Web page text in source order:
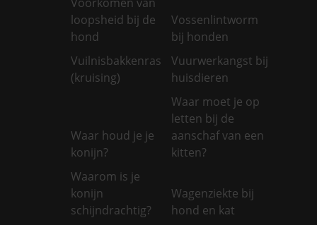
loopsheid bij de
hond
Vossenlintworm
bij honden
Vuilnisbakkenras
(kruising)
Vuurwerkangst bij
huisdieren
Waar houd je je
konijn?
Waar moet je op
letten bij de
aanschaf van een
kitten?
Waarom is je
konijn
schijndrachtig?
Wagenziekte bij
hond en kat